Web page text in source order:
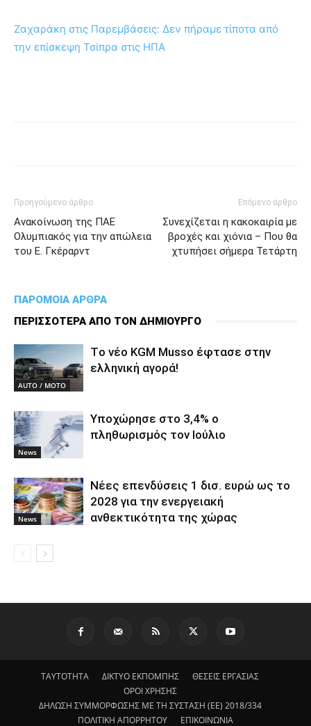
Ζαχαράκη στις Παρεμβάσεις: Δεν πήραμε τίποτα από
την επίσκεψη Τσίπρα στις ΗΠΑ
Προηγούμενο άρθρο
Ανακοίνωση της ΠΑΕ
Ολυμπιακός για την απώλεια
του Ε. Γκέραρντ
Επόμενο άρθρο
Συνεχίζεται η κακοκαιρία με
βροχές και χιόνια – Που θα
χτυπήσει σήμερα Τετάρτη
ΠΑΡΟΜΟΙΑ ΑΡΘΡΑ
ΠΕΡΙΣΣΟΤΕΡΑ ΑΠΟ ΤΟΝ ΔΗΜΙΟΥΡΓΟ
AUTO / MOTO
Tο νέο KGM Musso έφτασε στην
ελληνική αγορά!
News
Υποχώρησε στο 3,4% ο
πληθωρισμός τον Ιούλιο
News
Νέες επενδύσεις 1 δισ. ευρώ ως το
2028 για την ενεργειακή
ανθεκτικότητα της χώρας
ΤΑΥΤΟΤΗΤΑ ΔΙΚΤΥΟ ΕΚΠΟΜΠΗΣ
ΘΕΣΕΙΣ ΕΡΓΑΣΙΑΣ
ΟΡΟΙ ΧΡΗΣΗΣ
ΔΗΛΩΣΗ ΣΥΜΜΟΡΦΩΣΗΣ ΜΕ ΤΗ ΣΥΣΤΑΣΗ (ΕΕ) 2018/334
ΠΟΛΙΤΙΚΗ ΑΠΟΡΡΗΤΟΥ
ΕΠΙΚΟΙΝΩΝΙΑ